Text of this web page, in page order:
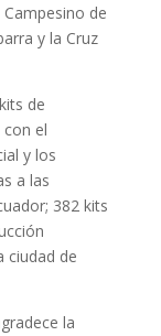
de
y la Cruz
de
el
y los
a las
382 kits
ciudad de
la